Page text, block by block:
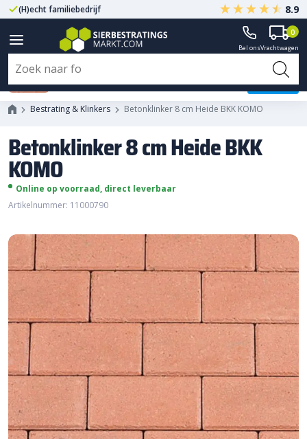
(H)echt familiebedrijf Gegarandeerd A-kwaliteit
8.9
Bel onsVrachtwagen
0
Bestrating & Klinkers Betonklinker 8 cm Heide BKK KOMO
Betonklinker 8 cm Heide BKK
KOMO
Online op voorraad, direct leverbaar
Artikelnummer: 11000790
Betonklinker 8 cm Heide BKK
KOMO